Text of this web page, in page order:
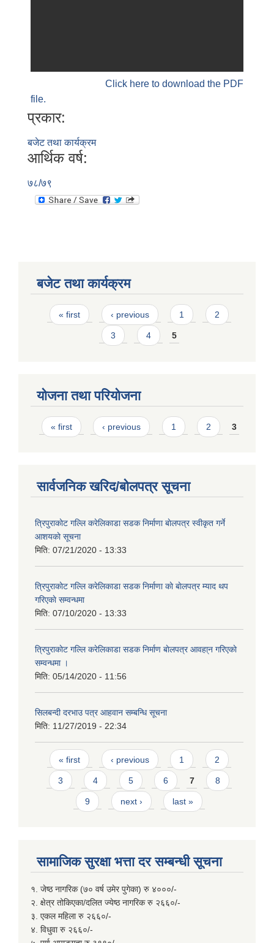
Click here to download the PDF
file.
प्रकार:
बजेट तथा कार्यक्रम
आर्थिक वर्ष:
७८/७९
बजेट तथा कार्यक्रम
Pages
« first ‹ previous 1 2
3 4 5
योजना तथा परियोजना
Pages
« first ‹ previous 1 2 3
सार्वजनिक खरिद/बोलपत्र सूचना
त्रिपुराकाेट गल्लि करेलिकाडा सडक निर्माणा बाेलपत्र स्वीकृत गर्ने
आशयकाे सूचना
मिति: 07/21/2020 - 13:33
त्रिपुराकाेट गल्लि करेलिकाडा सडक निर्माणा काे बाेलपत्र म्याद थप
गरिएकाे सम्वन्धमा
मिति: 07/10/2020 - 13:33
त्रिपुराकाेट गल्लि करेलिकाडा सडक निर्माण बाेलपत्र आवहा्न गरिएकाे
सम्वन्धमा ।
मिति: 05/14/2020 - 11:56
सिलबन्दी दरभाउ पत्र आहवान सम्बन्धि सूचना
मिति: 11/27/2019 - 22:34
Pages
« first ‹ previous 1 2
3 4 5 6 7 8
9 next › last »
सामाजिक सुरक्षा भत्ता दर सम्बन्धी सूचना
१. जेष्ठ नागरिक (७० वर्ष उमेर पुगेका) रु ४०००/-
२. क्षेत्र तोकिएका/दलित ज्येष्ठ नागरिक रु २६६०/-
३. एकल महिला रु २६६०/-
४. विधुवा रु २६६०/-